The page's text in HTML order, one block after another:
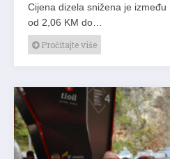
Cijena dizela snižena je
od 2,06 KM do…
Pročitajte više